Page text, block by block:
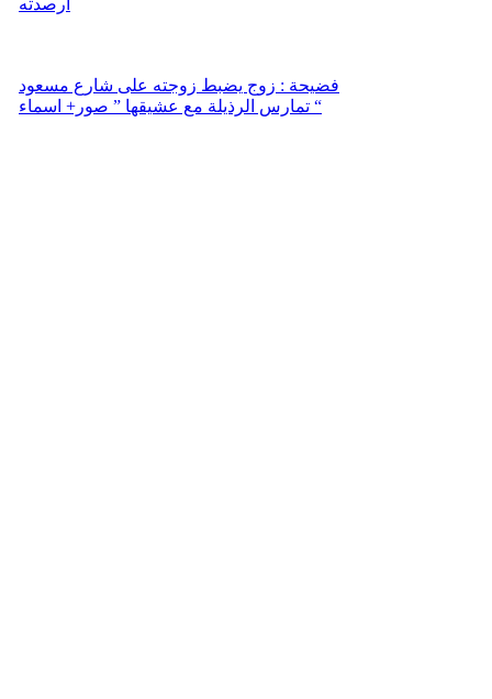
فضيحة : زوج يضبط زوجته على شارع مسعود
تمارس الرذيلة مع عشيقها ” صور+ اسماء “